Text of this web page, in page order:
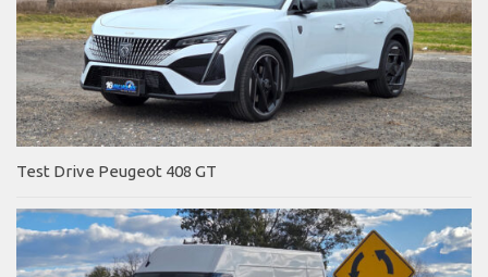
Test Drive Peugeot 408 GT